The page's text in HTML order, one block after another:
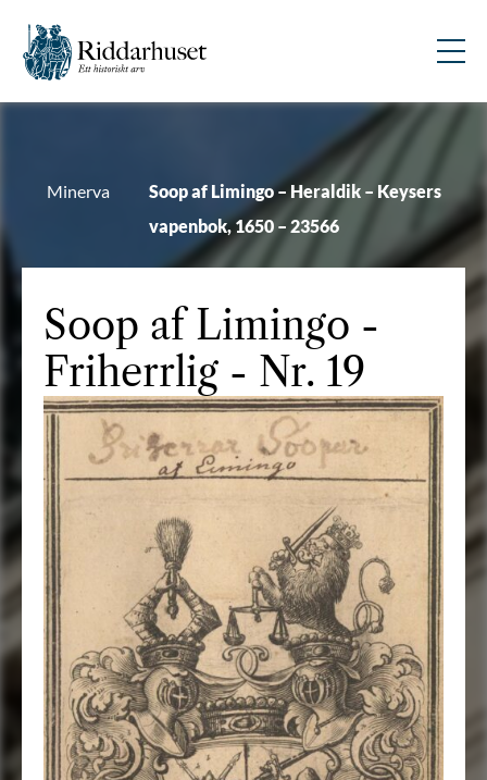
Minerva
Soop af Limingo – Heraldik – Keysers
vapenbok, 1650 – 23566
Soop af Limingo -
Friherrlig - Nr. 19